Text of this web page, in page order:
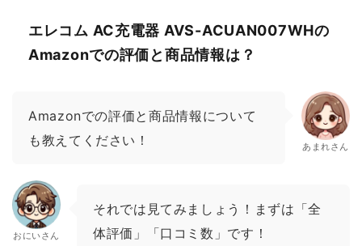
エレコム AC充電器 AVS-ACUAN007WHの
Amazonでの評価と商品情報は？
Amazonでの評価と商品情報について
も教えてください！
あまれさん
おにいさん
それでは見てみましょう！まずは「全
体評価」「口コミ数」です！